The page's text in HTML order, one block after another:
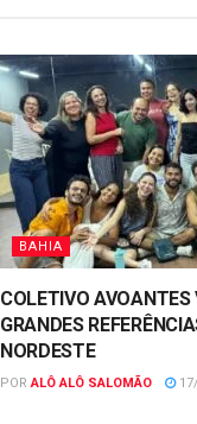
BAHIA
COLETIVO AVOANTES
GRANDES
NORDESTE
POR ALÔ ALÔ SALOMÃO